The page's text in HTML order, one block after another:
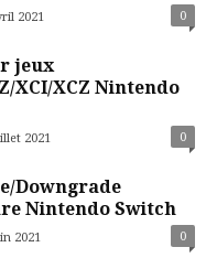
2021 0
jeux
XCI/XCZ Nintendo
2021 0
Downgrade
Nintendo Switch
2021 0